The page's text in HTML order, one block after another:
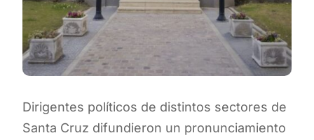
Dirigentes políticos de distintos sectores de
Santa Cruz difundieron un pronunciamiento